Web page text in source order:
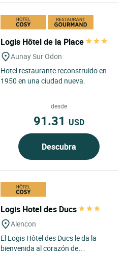
Logis Hôtel de la Place
Aunay Sur Odon
Hotel restaurante reconstruido en
1950 en una ciudad nueva.
desde
91.31 USD
Descubra
Logis Hotel des Ducs
Alencon
El Logis Hôtel des Ducs le da la
bienvenida al corazón de